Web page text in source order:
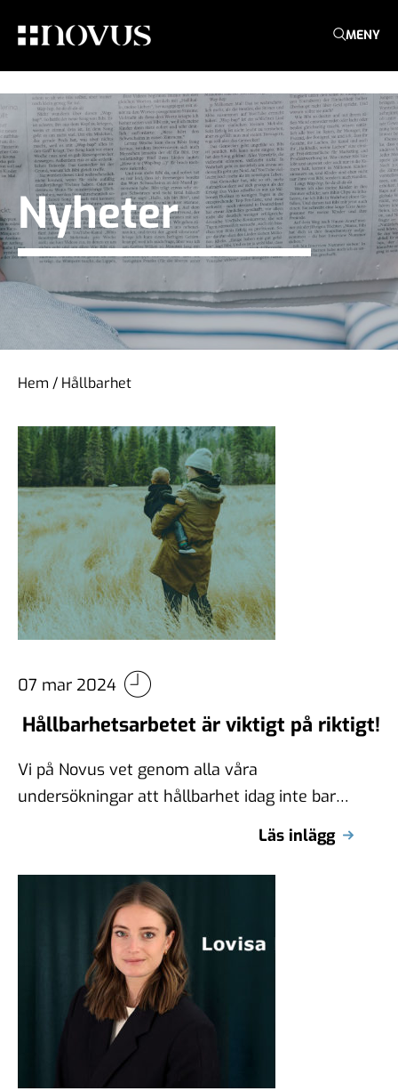
MENY
Nyheter
Hem / Hållbarhet
07 mar 2024
Hållbarhetsarbetet är viktigt på riktigt!
Vi på Novus vet genom alla våra
undersökningar att hållbarhet idag inte bara
Läs inlägg